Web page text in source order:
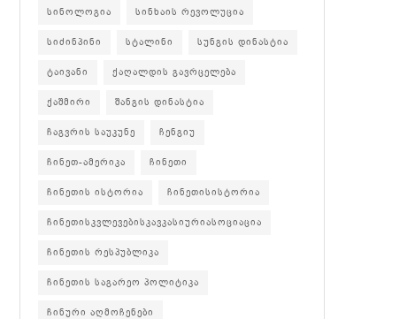
სინოლოგია სინხაის რევოლუცია
სიძინპინი სტალინი სუნგის დინასტია
ტაივანი ქაღალდის გავრცელება
ქაშმირი შანგის დინასტია
ჩაგვრის საუკუნე ჩენგიუ
ჩინეთ-ამერიკა ჩინეთი
ჩინეთის ისტორია ჩინეთისისტორია
ჩინეთისკვლევებისკავკასიურიასოციაცია
ჩინეთის რესპუბლიკა
ჩინეთის საგარეო პოლიტიკა
ჩინური აღმოჩენები